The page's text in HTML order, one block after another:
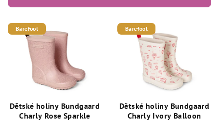
o
d
V
ý
Barefoot
Dětské holiny Bundgaard
Charly Rose Sparkle
Barefoot
Dětské holiny Bundgaard
Charly Ivory Balloon